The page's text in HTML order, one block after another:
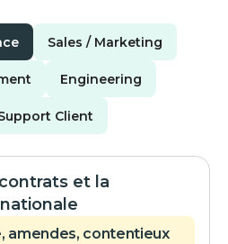
Sales / Marketing
Engineering
Client
et la
amendes, contentieux